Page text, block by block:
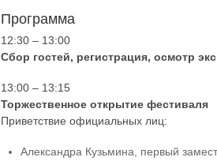
Программа
12:30 – 13:00
Сбор гостей, регистрация, осмотр
13:00 – 13:15
Торжественное открытие фестиваля
Приветствие официальных лиц:
Александра Кузьмина, первый